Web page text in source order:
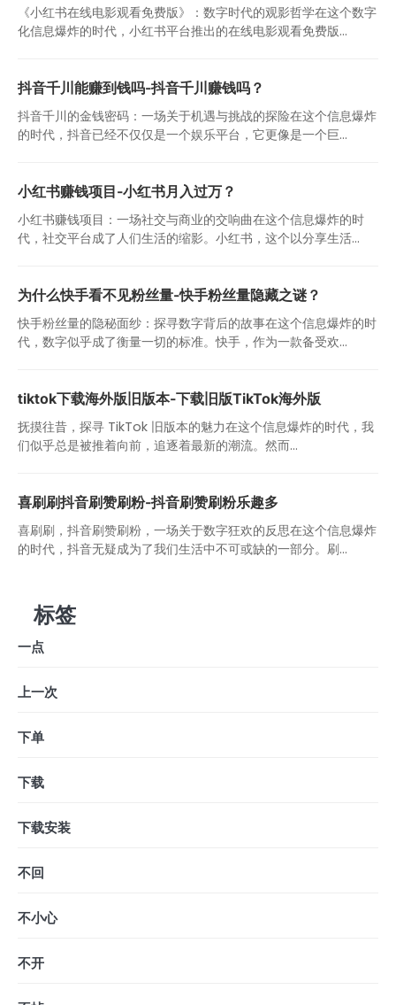
《小红书在线电影观看免费版》：数字时代的观影哲学在这个数字
化信息爆炸的时代，小红书平台推出的在线电影观看免费版...
抖音千川能赚到钱吗-抖音千川赚钱吗？
抖音千川的金钱密码：一场关于机遇与挑战的探险在这个信息爆炸
的时代，抖音已经不仅仅是一个娱乐平台，它更像是一个巨...
小红书赚钱项目-小红书月入过万？
小红书赚钱项目：一场社交与商业的交响曲在这个信息爆炸的时
代，社交平台成了人们生活的缩影。小红书，这个以分享生活...
为什么快手看不见粉丝量-快手粉丝量隐藏之谜？
快手粉丝量的隐秘面纱：探寻数字背后的故事在这个信息爆炸的时
代，数字似乎成了衡量一切的标准。快手，作为一款备受欢...
tiktok下载海外版旧版本-下载旧版TikTok海外版
抚摸往昔，探寻 TikTok 旧版本的魅力在这个信息爆炸的时代，我
们似乎总是被推着向前，追逐着最新的潮流。然而...
喜刷刷抖音刷赞刷粉-抖音刷赞刷粉乐趣多
喜刷刷，抖音刷赞刷粉，一场关于数字狂欢的反思在这个信息爆炸
的时代，抖音无疑成为了我们生活中不可或缺的一部分。刷...
标签
一点
上一次
下单
下载
下载安装
不回
不小心
不开